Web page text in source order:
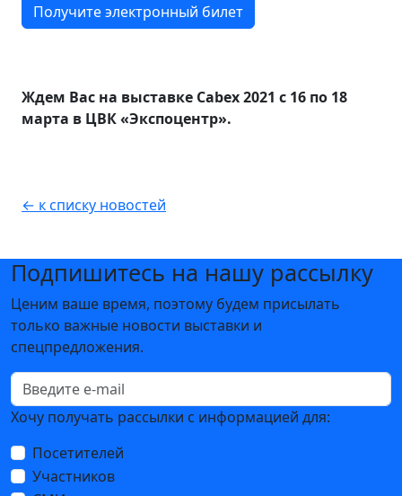
Получите электронный билет
Ждем Вас на выставке Cabex 2021 с 16 по 18
марта в ЦВК «Экспоцентр».
← к списку новостей
Подпишитесь на нашу рассылку
Ценим ваше время, поэтому будем присылать
только важные новости выставки и
спецпредложения.
Хочу получать рассылки с информацией для:
Посетителей
Участников